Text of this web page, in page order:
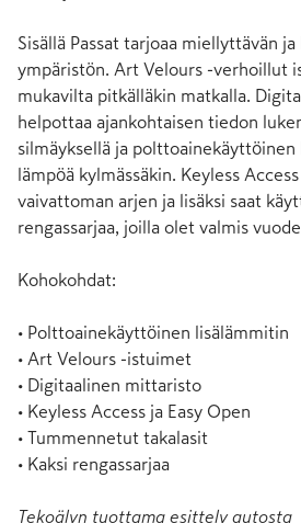
Sisällä Passat tarjoaa miellyttävän ja
ympäristön. Art Velours -verhoillut
mukavilta pitkälläkin matkalla.
helpottaa ajankohtaisen tiedon
silmäyksellä ja
lämpöä kylmässäkin. Keyless
vaivattoman arjen ja lisäksi saat
rengassarjaa, joilla olet valmis
Kohokohdat:
• Polttoainekäyttöinen lisälämmitin
• Art Velours -istuimet
• Digitaalinen mittaristo
• Keyless Access ja Easy Open
• Tummennetut takalasit
• Kaksi rengassarjaa
Tekoälyn tuottama esittely autosta